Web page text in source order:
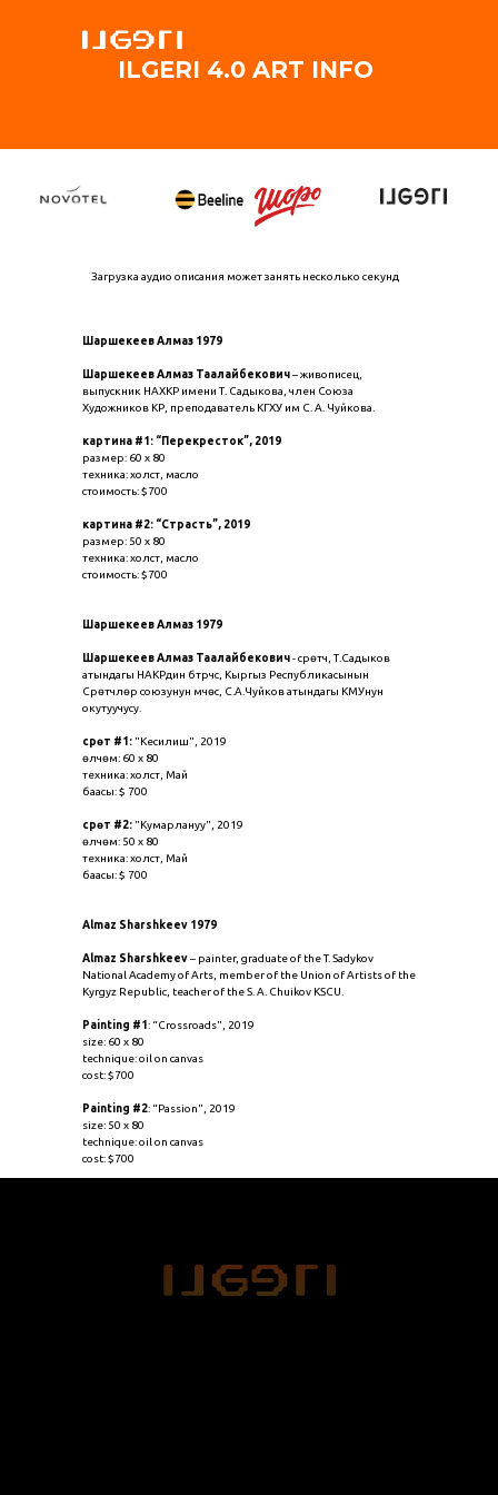
ILGERI 4.0 ART INFO
Загрузка аудио описания может занять несколько секунд
Шаршекеев Алмаз 1979
Шаршекеев Алмаз Таалайбекович– живописец,
выпускник НАХКР имени Т. Садыкова, член Союза
Художников КР, преподаватель КГХУ им С. А. Чуйкова.
картина #1: “Перекресток”, 2019
размер: 60 х 80
техника: холст, масло
стоимость: $700
картина #2: “Страсть”, 2019
размер: 50 х 80
техника: холст, масло
стоимость: $700
Шаршекеев Алмаз 1979
Шаршекеев Алмаз Таалайбекович- сүрөтчү, Т.Садыков
атындагы НАКРдин бүтүрүүчүсү, Кыргыз Республикасынын
Сүрөтчүлөр союзунун мүчөсү, С.А.Чуйков атындагы КМУнун
окутуучусу.
сүрөт #1: "Кесилиш", 2019
өлчөмү: 60 х 80
техника: холст, Май
баасы: $ 700
сүрөт #2: "Кумарлануу", 2019
өлчөмү: 50 х 80
техника: холст, Май
баасы: $ 700
Almaz Sharshkeev 1979
Almaz Sharshkeev– painter, graduate of the T. Sadykov
National Academy of Arts, member of the Union of Artists of the
Kyrgyz Republic, teacher of the S. A. Chuikov KSCU.
Painting #1: “Crossroads", 2019
size: 60 x 80
technique: oil on canvas
cost: $700
Painting #2: “Passion", 2019
size: 50 x 80
technique: oil on canvas
cost: $700